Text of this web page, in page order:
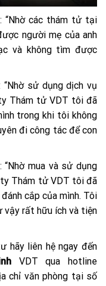
“Nhờ các thám tử tại
người mẹ của anh
và không tìm được
“Nhờ sử dụng dịch vụ
Thám tử VDT tôi đã
trong khi tôi không
đi công tác để con
“Nhờ mua và sử dụng
Thám tử VDT tôi đã
cắp của mình. Tôi
vậy rất hữu ích và tiện
hãy liên hệ ngay đến
VDT qua hotline
chỉ văn phòng tại số